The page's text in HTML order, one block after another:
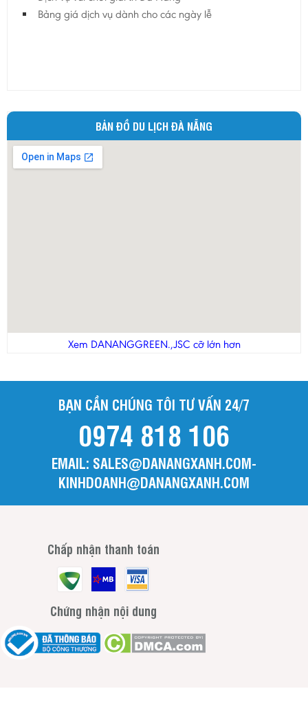
Bảng giá dịch vụ dành cho các ngày lễ
BẢN ĐỒ DU LỊCH ĐÀ NẴNG
Xem DANANGGREEN.,JSC cỡ lớn hơn
BẠN CẦN CHÚNG TÔI TƯ VẤN 24/7
0974 818 106
EMAIL: SALES@DANANGXANH.COM-
KINHDOANH@DANANGXANH.COM
Chấp nhận thanh toán
Chứng nhận nội dung